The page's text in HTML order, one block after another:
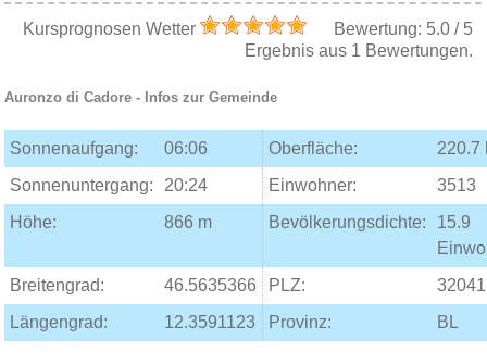
Kursprognosen Wetter Bewertung: 5.0/ 5
Ergebnis aus 1 Bewertungen.
Auronzo di Cadore - Infos zur Gemeinde
Sonnenaufgang: 06:06 Oberfläche:
220.7
Sonnenuntergang:
20:24 Einwohner:
3513
Höhe:
866 m Bevölkerungsdichte:
15.9
Breitengrad:
46.5635366 PLZ:
32041
Längengrad:
12.3591123 Provinz: BL